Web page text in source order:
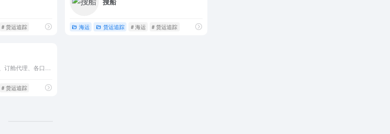
# 货运追踪 海运 货运追踪 # 海运 # 货运追踪
# 货运追踪